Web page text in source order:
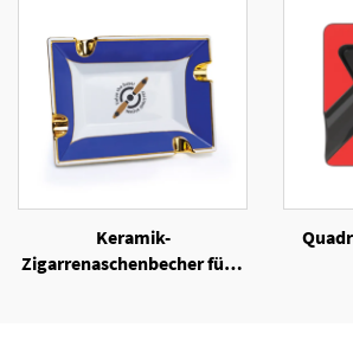
Keramik-
Zigarrenaschenbecher für 4